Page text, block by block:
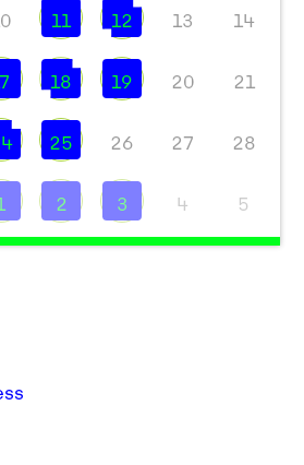
11 12 13 14
18 19 20 21
25 26 27 28
2 3 4 5